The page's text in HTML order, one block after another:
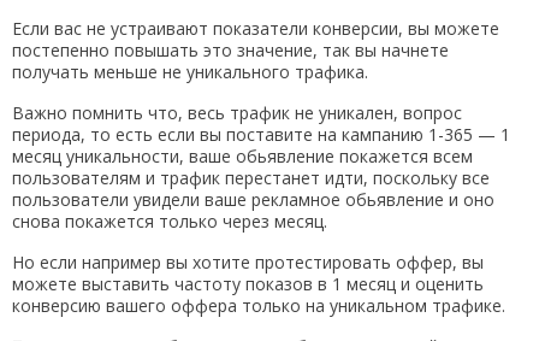
Если вас не устраивают показатели конверсии, вы можете
постепенно повышать это значение, так вы начнете
получать меньше не уникального трафика.
Важно помнить что, весь трафик не уникален, вопрос
периода, то есть если вы поставите на кампанию 1-365 — 1
месяц уникальности, ваше обьявление покажется всем
пользователям и трафик перестанет идти, поскольку все
пользователи увидели ваше рекламное обьявление и оно
снова покажется только через месяц.
Но если например вы хотите протестировать оффер, вы
можете выставить частоту показов в 1 месяц и оценить
конверсию вашего оффера только на уникальном трафике.